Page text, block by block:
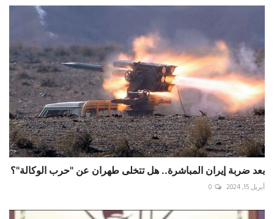
بعد ضربة إيران المباشرة.. هل تتخلى طهران عن "حرب الوكالة"؟
أبريل 15, 2024 0